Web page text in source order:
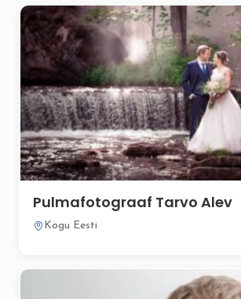
Pulmafotograaf Tarvo Alev
Kogu Eesti